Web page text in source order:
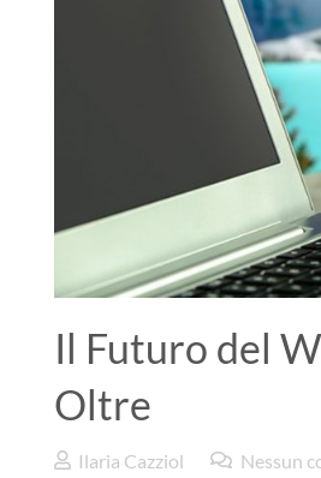
Il Futuro del
Oltre
Ilaria Cazziol Nessun